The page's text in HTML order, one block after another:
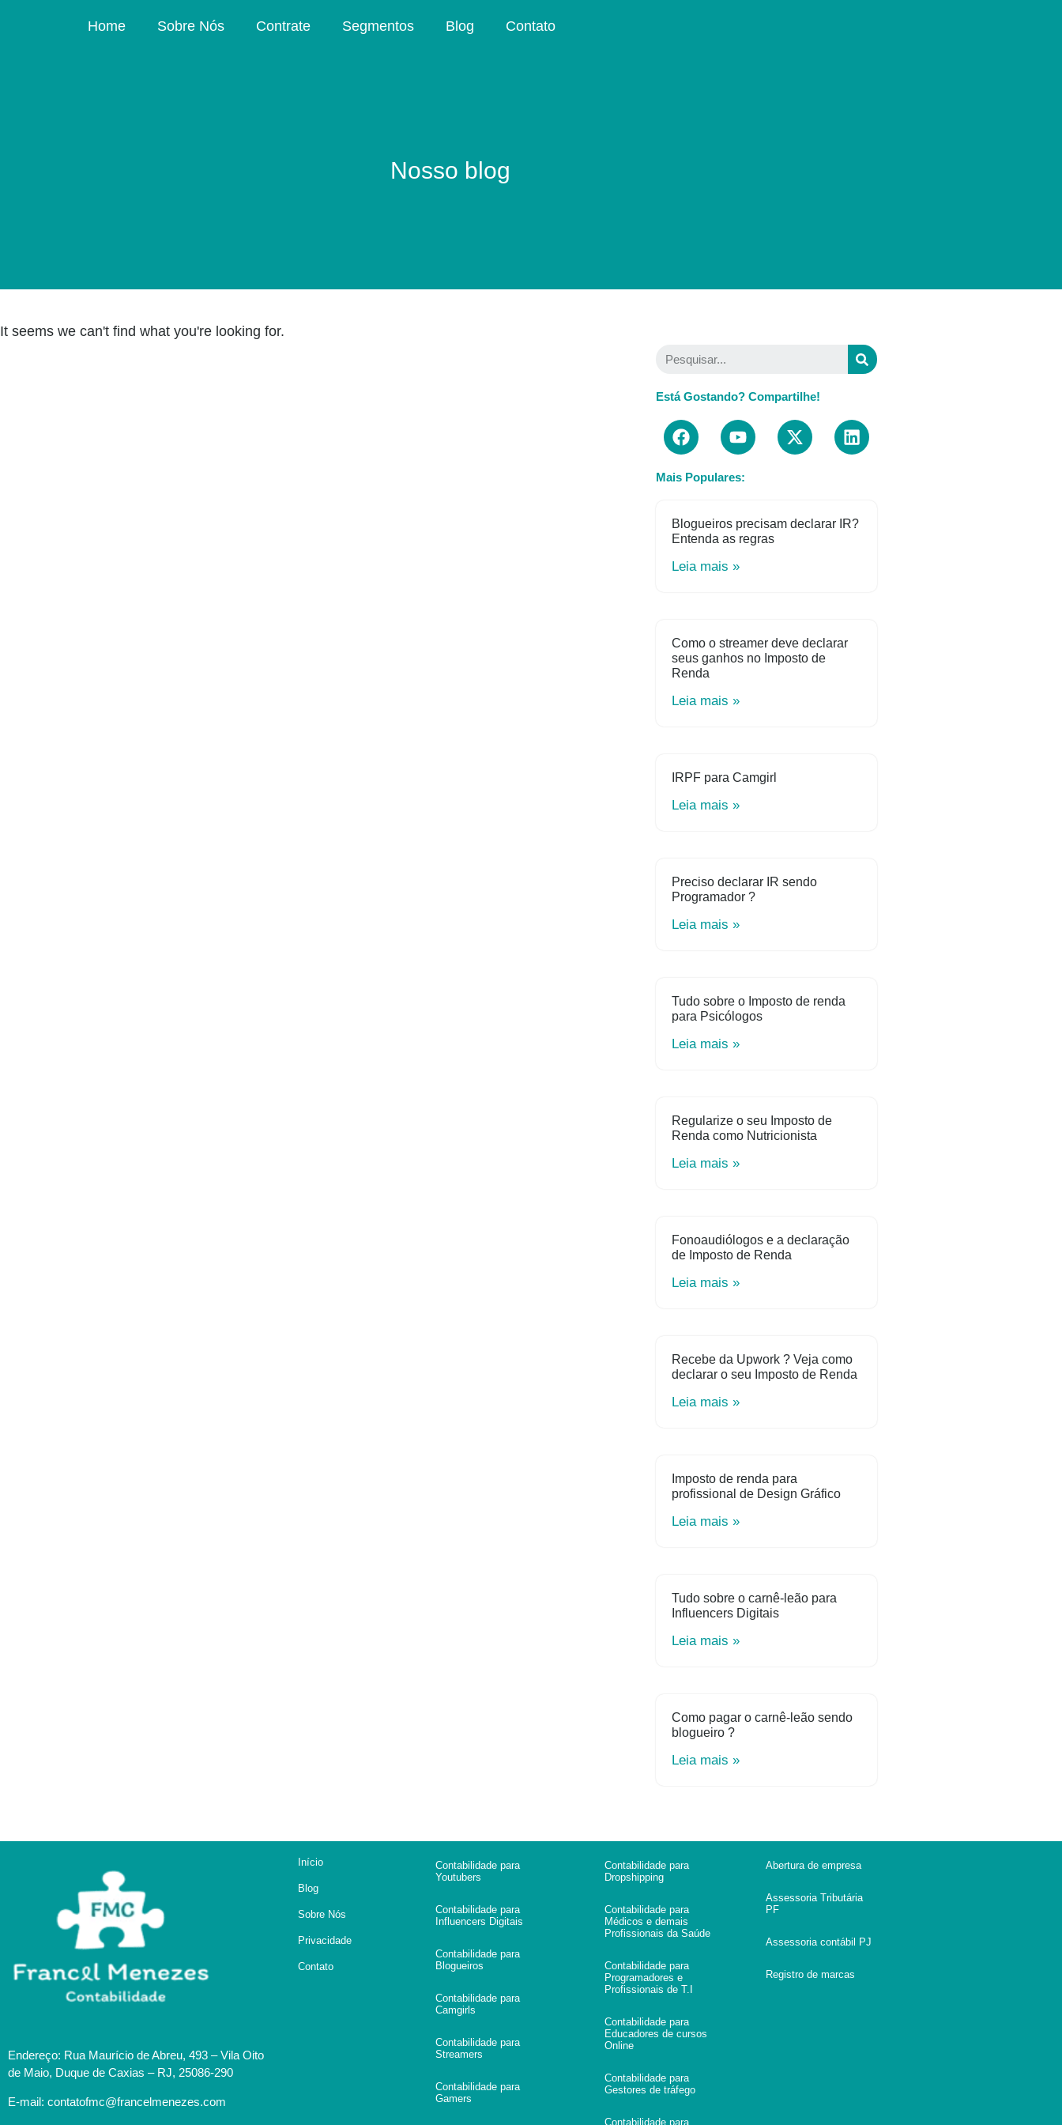
Home Sobre Nós Contrate Segmentos Blog Contato
Nosso blog
It seems we can't find what you're looking for.
Está Gostando? Compartilhe!
Mais Populares:
Blogueiros precisam declarar IR?
Entenda as regras
Leia mais »
Como o streamer deve declarar
seus ganhos no Imposto de
Renda
Leia mais »
IRPF para Camgirl
Leia mais »
Preciso declarar IR sendo
Programador ?
Leia mais »
Tudo sobre o Imposto de renda
para Psicólogos
Leia mais »
Regularize o seu Imposto de
Renda como Nutricionista
Leia mais »
Fonoaudiólogos e a declaração
de Imposto de Renda
Leia mais »
Recebe da Upwork ? Veja como
declarar o seu Imposto de Renda
Leia mais »
Imposto de renda para
profissional de Design Gráfico
Leia mais »
Tudo sobre o carnê-leão para
Influencers Digitais
Leia mais »
Como pagar o carnê-leão sendo
blogueiro ?
Leia mais »
Endereço: Rua Maurício de Abreu, 493 – Vila Oito
de Maio, Duque de Caxias – RJ, 25086-290
E-mail: contatofmc@francelmenezes.com
Início
Blog
Sobre Nós
Privacidade
Contato
Contabilidade para
Youtubers
Contabilidade para
Influencers Digitais
Contabilidade para
Blogueiros
Contabilidade para
Camgirls
Contabilidade para
Streamers
Contabilidade para
Gamers
Contabilidade para
Dropshipping
Contabilidade para
Médicos e demais
Profissionais da Saúde
Contabilidade para
Programadores e
Profissionais de T.I
Contabilidade para
Educadores de cursos
Online
Contabilidade para
Gestores de tráfego
Contabilidade para
Abertura de empresa
Assessoria Tributária
PF
Assessoria contábil PJ
Registro de marcas